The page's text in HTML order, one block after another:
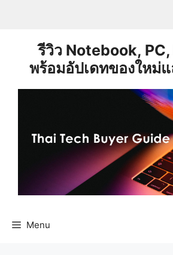
รีวิว Notebook,
พร้อมอัปเดทของใหม่
Menu